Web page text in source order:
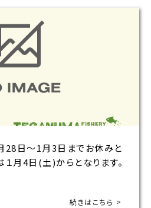
日～1月3日までお休みと
１月4日(土)からとなります。
続きはこちら >